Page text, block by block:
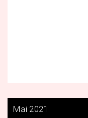
Mai 2021